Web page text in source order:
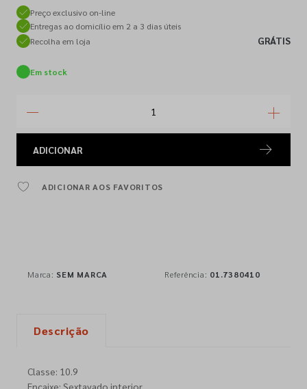
Preço exclusivo on-line
Entregas ao domicílio em 2 a 3 dias úteis
Recolha em loja
GRÁTIS
Em stock
ADICIONAR
ADICIONAR AOS FAVORITOS
Marca: SEM MARCA Referência: 01.7380410
Descrição
Classe: 10.9
Encaixe: Sextavado interior